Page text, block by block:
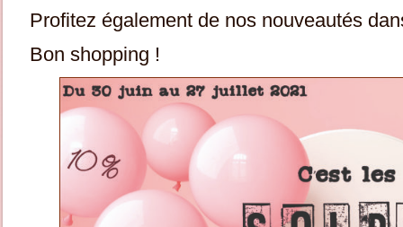
Profitez également de nos nouveautés
Bon shopping !